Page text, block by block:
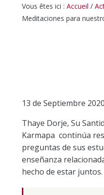
Vous êtes ici : Accueil /
Meditaciones para
13 de Septiembre 2020
Thaye Dorje, Su
Karmapa continúa
preguntas de sus
enseñanza
hecho de estar juntos.